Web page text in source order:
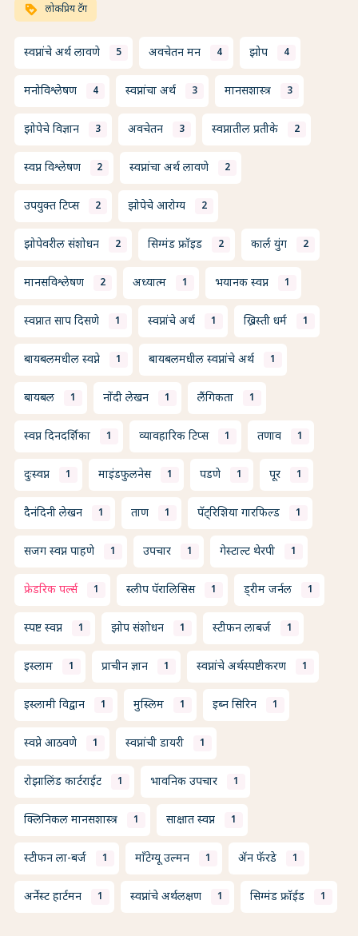
loyalty लोकप्रिय टॅग
स्वप्नांचे अर्थ लावणे 5 अवचेतन मन 4 झोप 4
मनोविश्लेषण 4 स्वप्नांचा अर्थ 3 मानसशास्त्र 3
झोपेचे विज्ञान 3 अवचेतन 3 स्वप्नातील प्रतीके 2
स्वप्न विश्लेषण 2 स्वप्नांचा अर्थ लावणे 2
उपयुक्त टिप्स 2 झोपेचे आरोग्य 2
झोपेवरील संशोधन 2 सिग्मंड फ्रॉइड 2 कार्ल युंग 2
मानसविश्लेषण 2 अध्यात्म 1 भयानक स्वप्न 1
स्वप्नात साप दिसणे 1 स्वप्नांचे अर्थ 1 ख्रिस्ती धर्म 1
बायबलमधील स्वप्ने 1 बायबलमधील स्वप्नांचे अर्थ 1
बायबल 1 नोंदी लेखन 1 लैंगिकता 1
स्वप्न दिनदर्शिका 1 व्यावहारिक टिप्स 1 तणाव 1
दुःस्वप्न 1 माइंडफुलनेस 1 पडणे 1 पूर 1
दैनंदिनी लेखन 1 ताण 1 पॅट्रिशिया गारफिल्ड 1
सजग स्वप्न पाहणे 1 उपचार 1 गेस्टाल्ट थेरपी 1
फ्रेडरिक पर्ल्स 1 स्लीप पॅरालिसिस 1 ड्रीम जर्नल 1
स्पष्ट स्वप्न 1 झोप संशोधन 1 स्टीफन लाबर्ज 1
इस्लाम 1 प्राचीन ज्ञान 1 स्वप्नांचे अर्थस्पष्टीकरण 1
इस्लामी विद्वान 1 मुस्लिम 1 इब्न सिरिन 1
स्वप्ने आठवणे 1 स्वप्नांची डायरी 1
रोझालिंड कार्टराईट 1 भावनिक उपचार 1
क्लिनिकल मानसशास्त्र 1 साक्षात स्वप्न 1
स्टीफन ला-बर्ज 1 माँटेग्यू उल्मन 1 ॲन फॅरडे 1
अर्नेस्ट हार्टमन 1 स्वप्नांचे अर्थलक्षण 1 सिग्मंड फ्रॉईड 1